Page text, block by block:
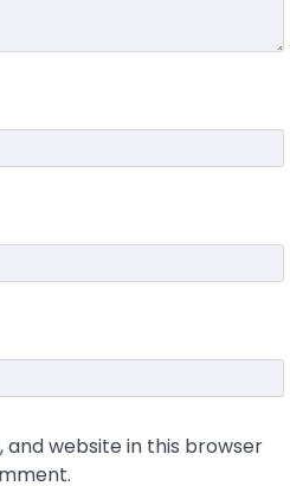
and website in this browser